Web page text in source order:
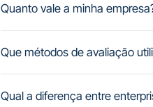
Quanto vale a minha
Que métodos de avaliação
Qual a diferença entre